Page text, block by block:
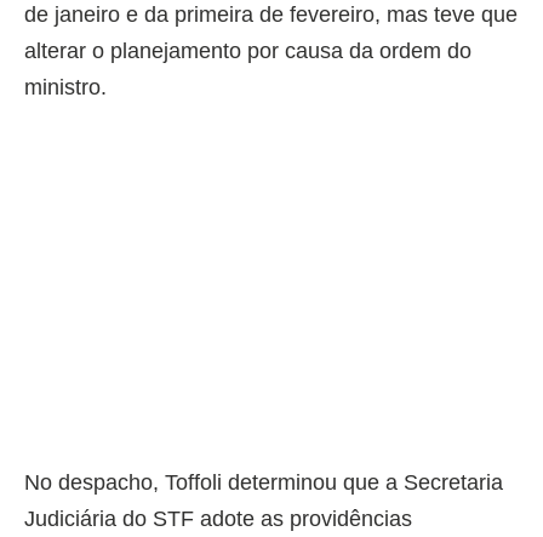
de janeiro e da primeira de fevereiro, mas teve que
alterar o planejamento por causa da ordem do
ministro.
No despacho, Toffoli determinou que a Secretaria
Judiciária do STF adote as providências